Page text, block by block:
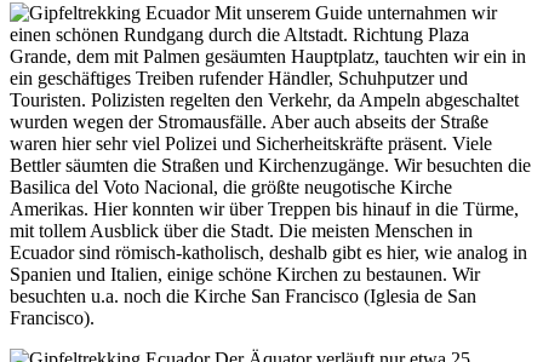
Mit unserem Guide unternahmen wir
einen schönen Rundgang durch die Altstadt. Richtung Plaza
Grande, dem mit Palmen gesäumten Hauptplatz, tauchten wir ein in
ein geschäftiges Treiben rufender Händler, Schuhputzer und
Touristen. Polizisten regelten den Verkehr, da Ampeln abgeschaltet
wurden wegen der Stromausfälle. Aber auch abseits der Straße
waren hier sehr viel Polizei und Sicherheitskräfte präsent. Viele
Bettler säumten die Straßen und Kirchenzugänge. Wir besuchten die
Basilica del Voto Nacional, die größte neugotische Kirche
Amerikas. Hier konnten wir über Treppen bis hinauf in die Türme,
mit tollem Ausblick über die Stadt. Die meisten Menschen in
Ecuador sind römisch-katholisch, deshalb gibt es hier, wie analog in
Spanien und Italien, einige schöne Kirchen zu bestaunen. Wir
besuchten u.a. noch die Kirche San Francisco (Iglesia de San
Francisco).